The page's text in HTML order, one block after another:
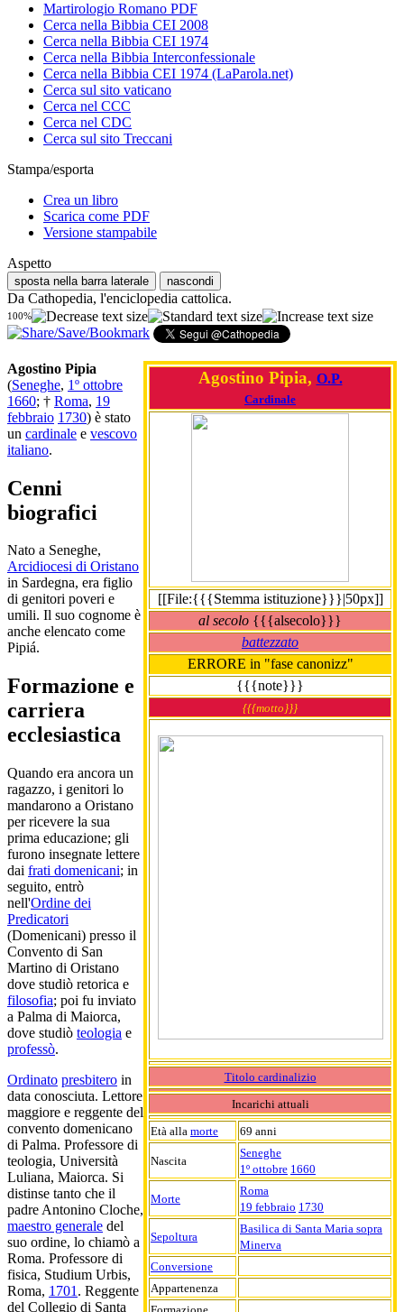
Martirologio Romano PDF
Cerca nella Bibbia CEI 2008
Cerca nella Bibbia CEI 1974
Cerca nella Bibbia Interconfessionale
Cerca nella Bibbia CEI 1974 (LaParola.net)
Cerca sul sito vaticano
Cerca nel CCC
Cerca nel CDC
Cerca sul sito Treccani
Stampa/esporta
Crea un libro
Scarica come PDF
Versione stampabile
Aspetto
sposta nella barra laterale nascondi
Da Cathopedia, l'enciclopedia cattolica.
100%
Agostino Pipia, O.P.
Cardinale
[[File:{{{Stemma istituzione}}}|50px]]
al secolo {{{alsecolo}}}
battezzato
ERRORE in "fase canonizz"
{{{note}}}
{{{motto}}}
Titolo cardinalizio
Incarichi attuali
Età alla morte 69 anni
Nascita
Seneghe
1º ottobre 1660
Morte
Roma
19 febbraio 1730
Sepoltura
Basilica di Santa Maria sopra
Minerva
Conversione
Appartenenza
Agostino Pipia
(Seneghe, 1º ottobre
1660; † Roma, 19
febbraio 1730) è stato
un cardinale e vescovo
italiano.
Cenni
biografici
Nato a Seneghe,
Arcidiocesi di Oristano
in Sardegna, era figlio
di genitori poveri e
umili. Il suo cognome è
anche elencato come
Pipiá.
Formazione e
carriera
ecclesiastica
Quando era ancora un
ragazzo, i genitori lo
mandarono a Oristano
per ricevere la sua
prima educazione; gli
furono insegnate lettere
dai frati domenicani; in
seguito, entrò
nell'Ordine dei
Predicatori
(Domenicani) presso il
Convento di San
Martino di Oristano
dove studiò retorica e
filosofia; poi fu inviato
a Palma di Maiorca,
dove studiò teologia e
professò.
Ordinato presbitero in
data conosciuta. Lettore
maggiore e reggente del
convento domenicano
di Palma. Professore di
teologia, Università
Luliana, Maiorca. Si
distinse tanto che il
padre Antonino Cloche,
maestro generale del
suo ordine, lo chiamò a
Roma. Professore di
fisica, Studium Urbis,
Roma, 1701 . Reggente
del Collegio di Santa